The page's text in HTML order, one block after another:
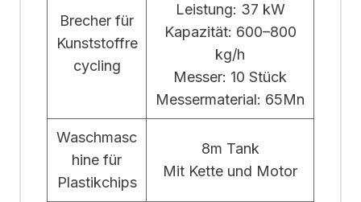
Brecher für
Kunststoffre
cycling
Leistung: 37 kW
Kapazität: 600–800
kg/h
Messer: 10 Stück
Messermaterial: 65Mn
Waschmasc
hine für
Plastikchips
8m Tank
Mit Kette und Motor